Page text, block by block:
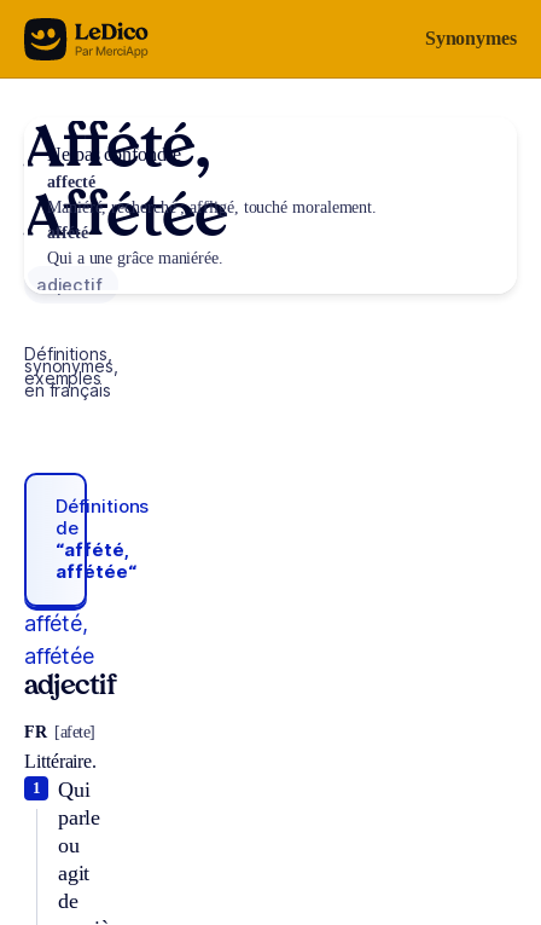
Aller au contenu Synonymes
Affété,
Affétée
adjectif
Définitions,
synonymes,
exemples
en français
Définitions
de
“affété,
affétée“
affété,
affétée
adjectif
FR [afete]
Littéraire.
Qui
parle
ou
agit
de
1
Ne pas confondre
affecté
Maniéré, recherché ; affligé, touché moralement.
affété
Qui a une grâce maniérée.